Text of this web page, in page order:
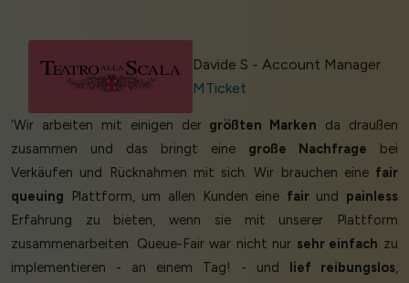
Davide S - Account Manager
MTicket
‘Wir arbeiten mit einigen der größten Marken da draußen
zusammen und das bringt eine große Nachfrage bei
Verkäufen und Rücknahmen mit sich. Wir brauchen eine fair
queuing Plattform, um allen Kunden eine fairund painless
Erfahrung zu bieten, wenn sie mit unserer Plattform
zusammenarbeiten. Queue-Fair war nicht nur sehr einfach zu
implementieren - an einem Tag! - und
lief reibungslos,